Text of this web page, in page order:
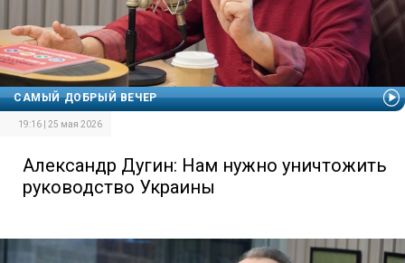
САМЫЙ ДОБРЫЙ ВЕЧЕР
19:16 | 25 мая 2026
Александр Дугин: Нам нужно уничтожить
руководство Украины